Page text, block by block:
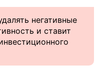
негативные
и ставит